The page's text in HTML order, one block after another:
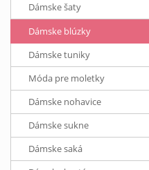
Dámske šaty
Dámske blúzky
Dámske tuniky
Móda pre moletky
Dámske nohavice
Dámske sukne
Dámske saká